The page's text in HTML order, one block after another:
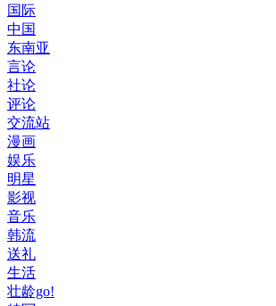
国际
中国
东南亚
言论
社论
评论
交流站
漫画
娱乐
明星
影视
音乐
韩流
送礼
生活
壮龄go!